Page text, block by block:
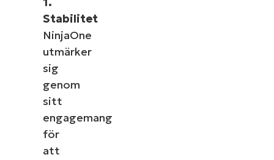
Stabilitet
NinjaOne
utmärker
sig
genom
sitt
engagemang
för
att